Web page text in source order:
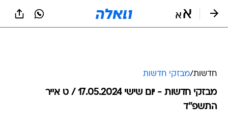
חדשות/מבזקי חדשות
מבזקי חדשות - יום שישי 17.05.2024 / ט אייר
התשפ"ד